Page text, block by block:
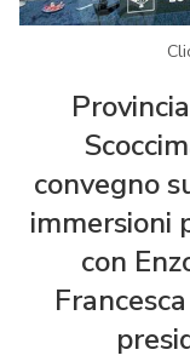
convegno
immersioni
con